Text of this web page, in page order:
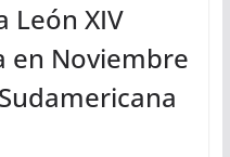
León XIV
en Noviembre